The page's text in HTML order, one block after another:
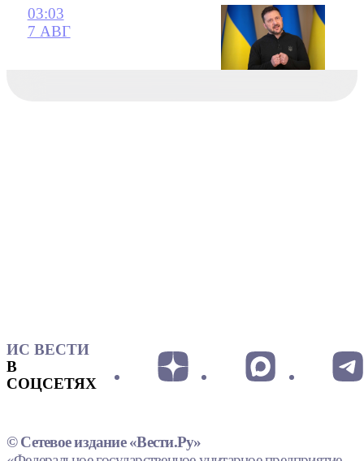
03:03
7 АВГ
ИС ВЕСТИ
В
СОЦСЕТЯХ
© Сетевое издание «Вести.Ру»